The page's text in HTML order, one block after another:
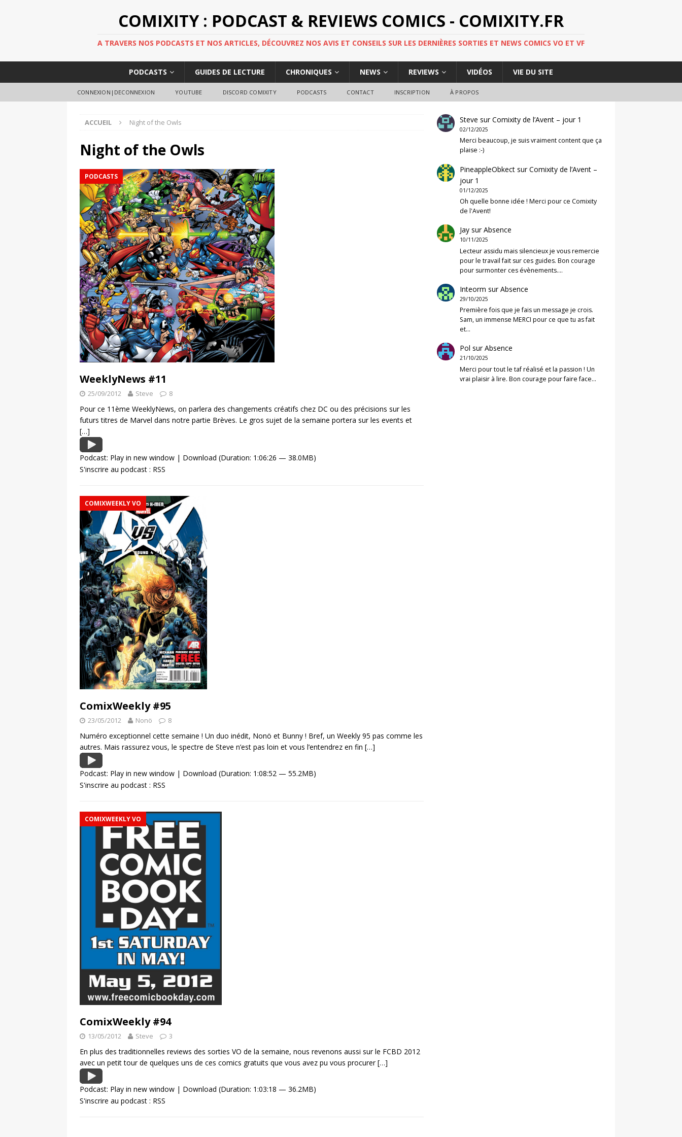
COMIXITY : PODCAST & REVIEWS COMICS - COMIXITY.FR
A TRAVERS NOS PODCASTS ET NOS ARTICLES, DÉCOUVREZ NOS AVIS ET CONSEILS SUR LES DERNIÈRES SORTIES ET NEWS COMICS VO ET VF
PODCASTS GUIDES DE LECTURE CHRONIQUES NEWS REVIEWS VIDÉOS VIE DU SITE
CONNEXION|DECONNEXION YOUTUBE DISCORD COMIXITY PODCASTS CONTACT INSCRIPTION À PROPOS
ACCUEIL Night of the Owls
Night of the Owls
PODCASTS
WeeklyNews #11
25/09/2012 Steve 8
Pour ce 11ème WeeklyNews, on parlera des changements créatifs chez DC ou des précisions sur les
futurs titres de Marvel dans notre partie Brèves. Le gros sujet de la semaine portera sur les events et
[…]
Podcast: Play in new window | Download (Duration: 1:06:26 — 38.0MB)
S'inscrire au podcast : RSS
COMIXWEEKLY VO
ComixWeekly #95
23/05/2012 Nonö 8
Numéro exceptionnel cette semaine ! Un duo inédit, Nonö et Bunny ! Bref, un Weekly 95 pas comme les
autres. Mais rassurez vous, le spectre de Steve n’est pas loin et vous l’entendrez en fin […]
Podcast: Play in new window | Download (Duration: 1:08:52 — 55.2MB)
S'inscrire au podcast : RSS
COMIXWEEKLY VO
ComixWeekly #94
13/05/2012 Steve 3
En plus des traditionnelles reviews des sorties VO de la semaine, nous revenons aussi sur le FCBD 2012
avec un petit tour de quelques uns de ces comics gratuits que vous avez pu vous procurer[…]
Podcast: Play in new window | Download (Duration: 1:03:18 — 36.2MB)
S'inscrire au podcast : RSS
Steve surComixity de l’Avent – jour 1
02/12/2025
Merci beaucoup, je suis vraiment content que ça
plaise :-)
PineappleObkect surComixity de l’Avent –
jour 1
01/12/2025
Oh quelle bonne idée ! Merci pour ce Comixity
de l'Avent!
Jay surAbsence
10/11/2025
Lecteur assidu mais silencieux je vous remercie
pour le travail fait sur ces guides. Bon courage
pour surmonter ces évènements.…
Inteorm surAbsence
29/10/2025
Première fois que je fais un message je crois.
Sam, un immense MERCI pour ce que tu as fait
et…
Pol surAbsence
21/10/2025
Merci pour tout le taf réalisé et la passion ! Un
vrai plaisir à lire. Bon courage pour faire face…